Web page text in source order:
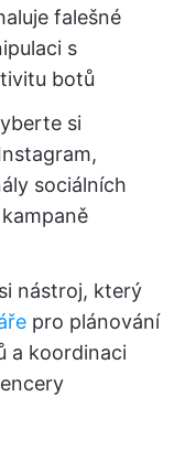
falešné
s
botů
si
sociálních
nástroj, který
pro plánování
a koordinaci